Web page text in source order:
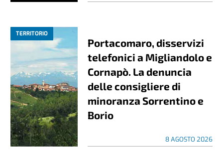
TERRITORIO
Portacomaro, disservizi
telefonici a Migliandolo e
Cornapò. La denuncia
delle consigliere di
minoranza Sorrentino e
Borio
8 AGOSTO 2026